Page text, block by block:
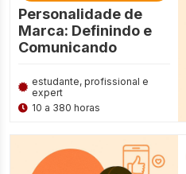
Personalidade de
Marca: Definindo e
Comunicando
estudante, profissional e
expert
10 a 380 horas